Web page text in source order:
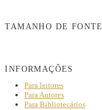
TAMANHO DE FONTE
INFORMAÇÕES
Para leitores
Para Autores
Para Bibliotecários